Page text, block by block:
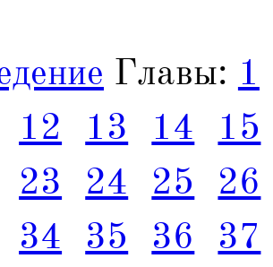
Главы: 1
12 13 14
15
23 24 25
26
34 35 36
37